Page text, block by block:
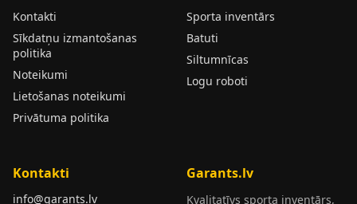
Kontakti
Sīkdatņu izmantošanas
politika
Noteikumi
Lietošanas noteikumi
Privātuma politika
Sporta inventārs
Batuti
Siltumnīcas
Logu roboti
Kontakti
info@garants.lv
Garants.lv
Kvalitatīvs sporta inventārs,